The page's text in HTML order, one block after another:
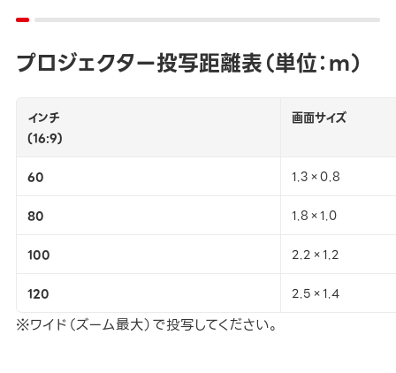
プロジェクター投写距離表（単位：ｍ）
インチ
(16:9)
画面サイズ
60 1.3×0.8
80 1.8×1.0
100 2.2×1.2
120 2.5×1.4
※ワイド（ズーム最大）で投写してください。